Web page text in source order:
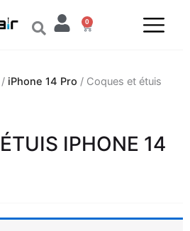
0
Panier
/ iPhone 14 Pro / Coques et étuis
IPHONE 14